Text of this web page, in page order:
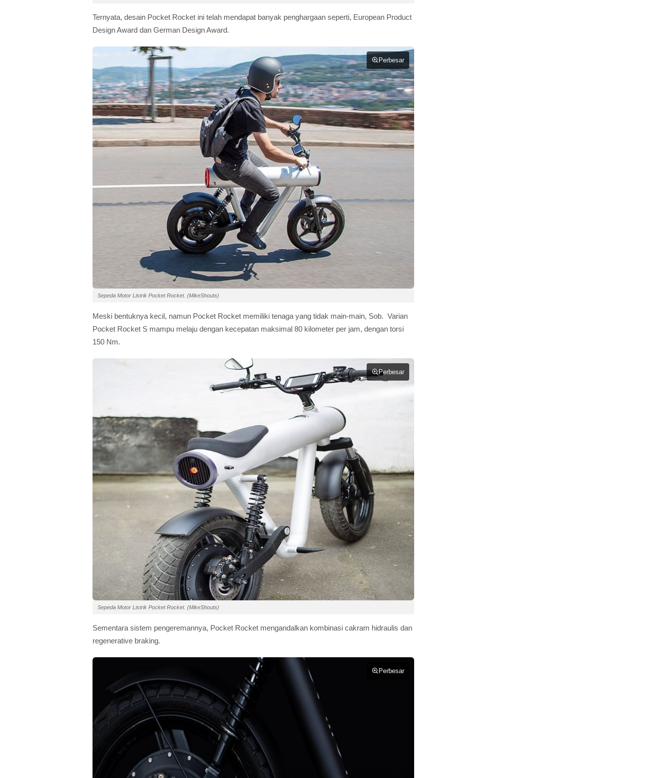
Ternyata, desain Pocket Rocket ini telah mendapat banyak penghargaan seperti, European Product
Design Award dan German Design Award.
Perbesar
Sepeda Motor Listrik Pocket Rocket. (MikeShouts)
Meski bentuknya kecil, namun Pocket Rocket memiliki tenaga yang tidak main-main, Sob. Varian
Pocket Rocket S mampu melaju dengan kecepatan maksimal 80 kilometer per jam, dengan torsi
150 Nm.
Perbesar
Sepeda Motor Listrik Pocket Rocket. (MikeShouts)
Sementara sistem pengeremannya, Pocket Rocket mengandalkan kombinasi cakram hidraulis dan
regenerative braking.
Perbesar